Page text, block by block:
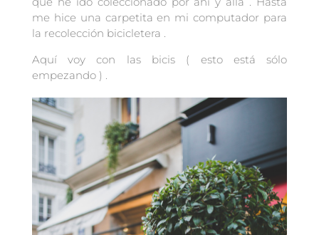
me hice una carpetita en mi computador para
la recolección bicicletera .
Aquí voy con las bicis ( esto está sólo
empezando ) .